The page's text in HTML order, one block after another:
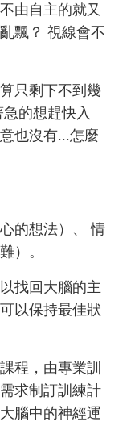
由自主的就又
飄？ 視線會不
只剩下不到幾
的想趕快入
也沒有...怎麼
的想法）、 情
）。
找回大腦的主
以保持最佳狀
程，由專業訓
求制訂訓練計
腦中的神經運